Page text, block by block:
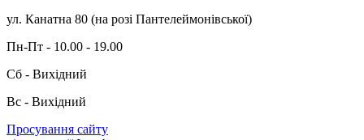
ул. Канатна 80 (на розі Пантелеймонівської)
Пн-Пт - 10.00 - 19.00
Сб - Вихідний
Вс - Вихідний
Просування сайту